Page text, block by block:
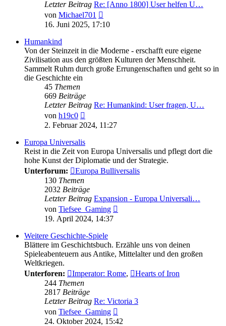
Letzter Beitrag Re: [Anno 1800] User helfen U…
von Michael701
Beitrag
16. Juni 2025, 17:10
Humankind
Von der Steinzeit in die Moderne - erschafft eure eigene
Zivilisation aus den größten Kulturen der Menschheit.
Sammelt Ruhm durch große Errungenschaften und geht so in
die Geschichte ein
45 Themen
669 Beiträge
Letzter Beitrag Re: Humankind: User fragen, U…
von h19c0
Beitrag
2. Februar 2024, 11:27
Europa Universalis
Reist in die Zeit von Europa Universalis und pflegt dort die
hohe Kunst der Diplomatie und der Strategie.
Unterforum:
Europa Bulliversalis
130 Themen
2032 Beiträge
Letzter Beitrag Expansion - Europa Universali…
von Tiefsee_Gaming
19. April 2024, 14:37
Weitere Geschichte-Spiele
Blättere im Geschichtsbuch. Erzähle uns von deinen
Spieleabenteuern aus Antike, Mittelalter und den großen
Weltkriegen.
Unterforen:
Imperator: Rome,
Hearts of Iron
244 Themen
2817 Beiträge
Letzter Beitrag Re: Victoria 3
von Tiefsee_Gaming
Beitrag
24. Oktober 2024, 15:42